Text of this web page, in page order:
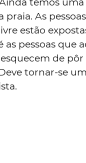
praia. As
estão
pessoas que
de
tornar-se